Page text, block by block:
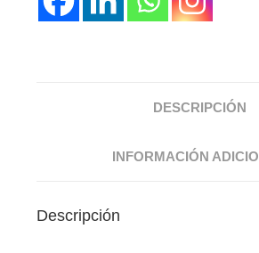
DESCRIPCIÓN
INFORMACIÓN
Descripción